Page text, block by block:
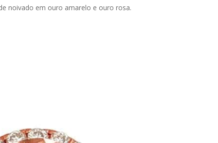
noivado em ouro amarelo e ouro rosa.